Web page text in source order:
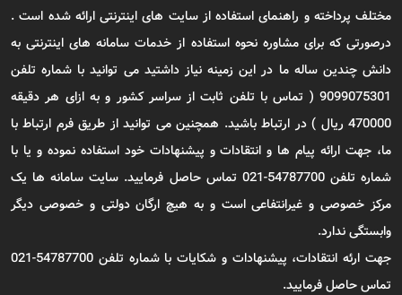
مختلف پرداخته و راهنمای استفاده از سایت های اینترنتی ارائه شده است .
درصورتی که برای مشاوره نحوه استفاده از خدمات سامانه های اینترنتی به
دانش چندین ساله ما در این زمینه نیاز داشتید می توانید با شماره تلفن
9099075301 ( تماس با تلفن ثابت از سراسر کشور و به ازای هر دقیقه
470000 ریال ) در ارتباط باشید. همچنین می توانید از طریق فرم ارتباط با
ما، جهت ارائه پیام ها و انتقادات و پیشنهادات خود استفاده نموده و یا با
شماره تلفن 54787700-021 تماس حاصل فرمایید. سایت سامانه ها یک
مرکز خصوصی و غیرانتفاعی است و به هیچ ارگان دولتی و خصوصی دیگر
وابستگی ندارد.
جهت ارئه انتقادات، پیشنهادات و شکایات با شماره تلفن 54787700-021
تماس حاصل فرمایید.